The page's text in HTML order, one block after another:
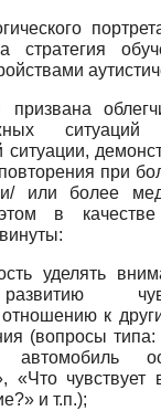
стратегия
призвана
ситуации,
при
или более
в качестве
уделять
к
(вопросы типа:
«Что чувствует
и т.п.);